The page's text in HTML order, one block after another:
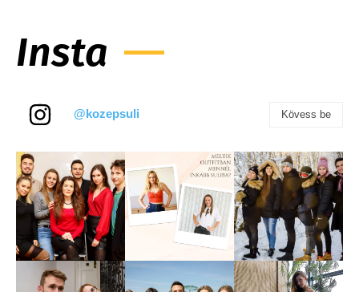
Insta
@kozepsuli Kövess be